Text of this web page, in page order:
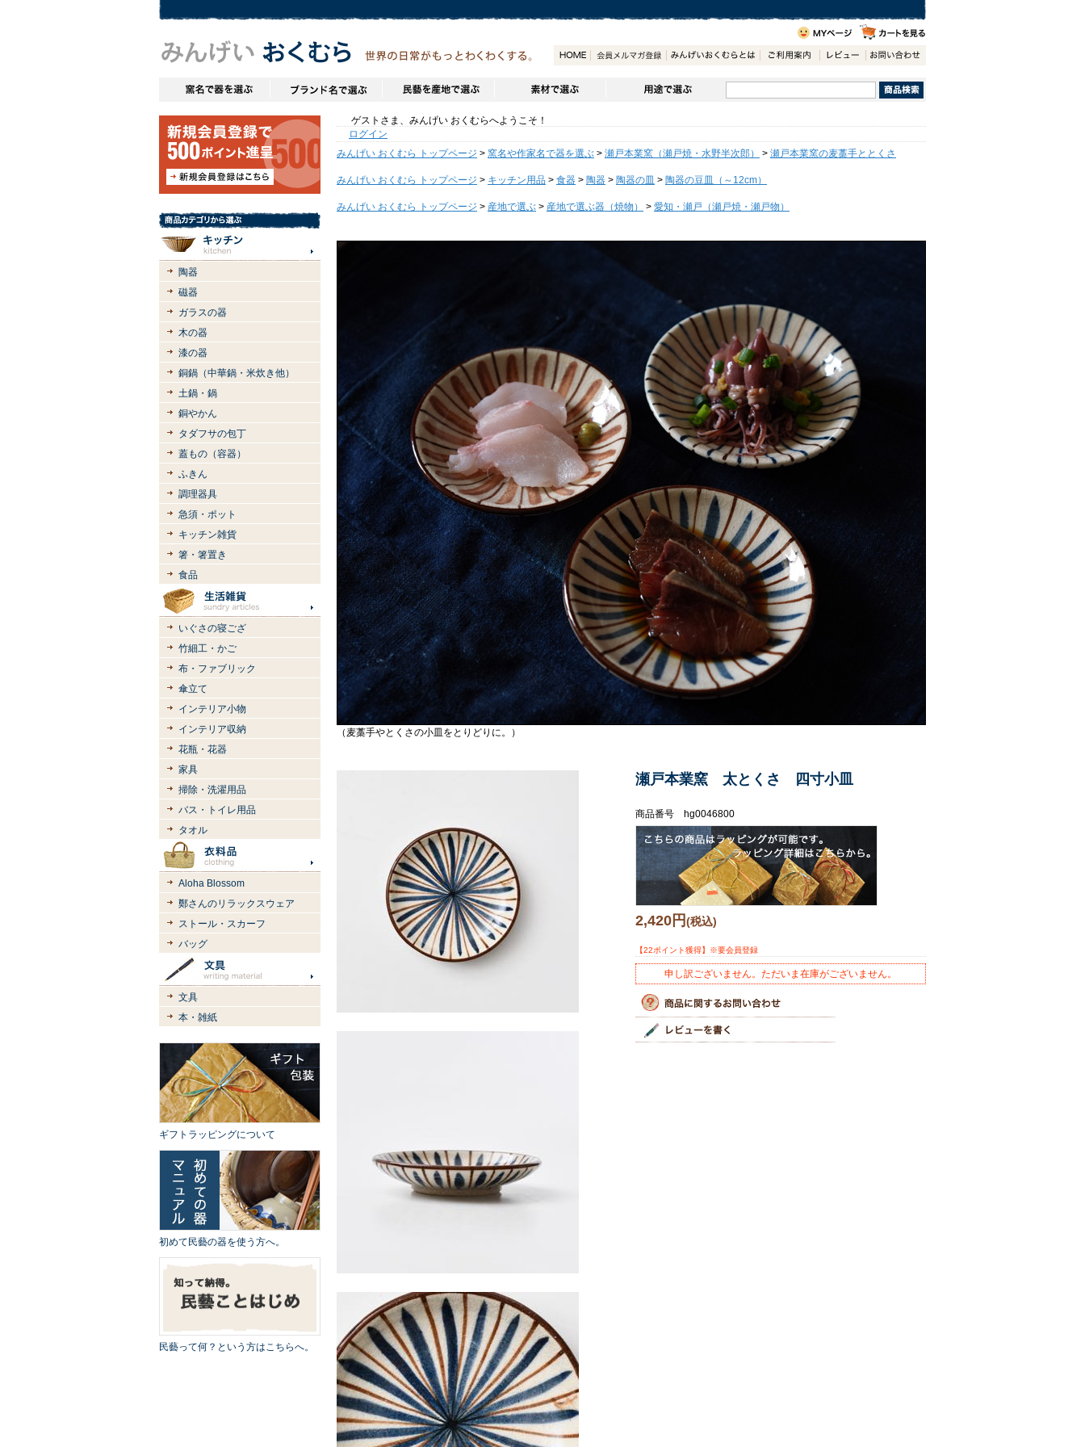
陶器
磁器
ガラスの器
木の器
漆の器
銅鍋（中華鍋・米炊き他）
土鍋・鍋
銅やかん
タダフサの包丁
蓋もの（容器）
ふきん
調理器具
急須・ポット
キッチン雑貨
箸・箸置き
食品
いぐさの寝ござ
竹細工・かご
布・ファブリック
傘立て
インテリア小物
インテリア収納
花瓶・花器
家具
掃除・洗濯用品
バス・トイレ用品
タオル
Aloha Blossom
鄭さんのリラックスウェア
ストール・スカーフ
バッグ
文具
本・雑紙
ギフトラッピングについて
初めて民藝の器を使う方へ。
民藝って何？という方はこちらへ。
ゲストさま、みんげい おくむらへようこそ！
ログイン
みんげい おくむら トップページ > 窯名や作家名で器を選ぶ > 瀬戸本業窯（瀬戸焼・水野半次郎） > 瀬戸本業窯の麦藁手ととくさ
みんげい おくむら トップページ > キッチン用品 > 食器 > 陶器 > 陶器の皿 > 陶器の豆皿（～12cm）
みんげい おくむら トップページ > 産地で選ぶ > 産地で選ぶ器（焼物） > 愛知・瀬戸（瀬戸焼・瀬戸物）
（麦藁手やとくさの小皿をとりどりに。）
瀬戸本業窯 太とくさ 四寸小皿
商品番号 hg0046800
2,420円(税込)
【22ポイント獲得】※要会員登録
申し訳ございません。ただいま在庫がございません。